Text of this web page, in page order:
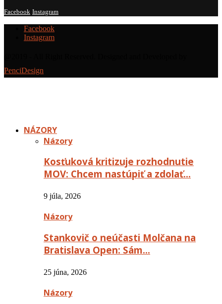
Facebook Instagram
Facebook
Instagram
PenciDesign
NÁZORY
Názory
Kosťuková kritizuje rozhodnutie
MOV: Chcem nastúpiť a zdolať…
9 júla, 2026
Názory
Stankovič o neúčasti Molčana na
Bratislava Open: Sám…
25 júna, 2026
Názory